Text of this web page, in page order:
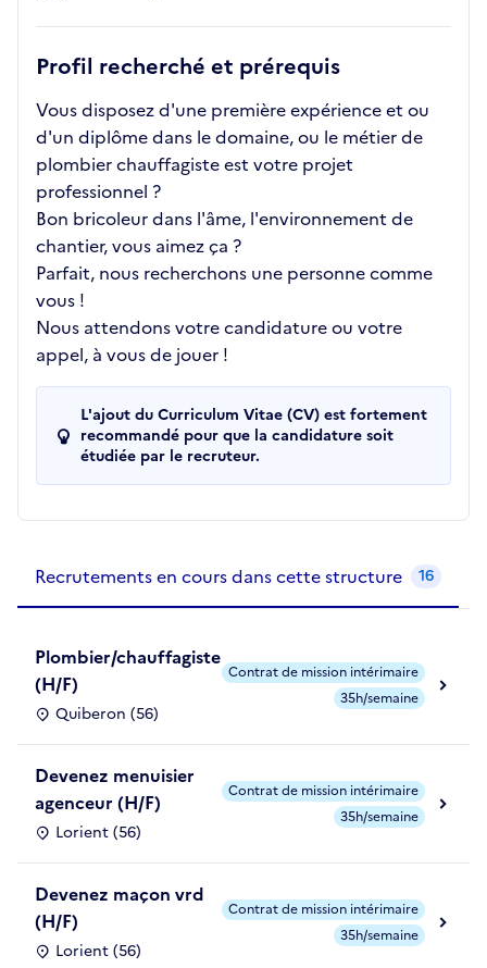
Profil recherché et prérequis
Vous disposez d'une première expérience et ou
d'un diplôme dans le domaine, ou le métier de
plombier chauffagiste est votre projet
professionnel ?
Bon bricoleur dans l'âme, l'environnement de
chantier, vous aimez ça ?
Parfait, nous recherchons une personne comme
vous !
Nous attendons votre candidature ou votre
appel, à vous de jouer !
L'ajout du Curriculum Vitae (CV) est fortement
recommandé pour que la candidature soit
étudiée par le recruteur.
Recrutements en cours dans cette structure 16
Plombier/chauffagiste
(H/F)
Quiberon (56)
Contrat de mission intérimaire
35h/semaine
Devenez menuisier
agenceur (H/F)
Lorient (56)
Contrat de mission intérimaire
35h/semaine
Devenez maçon vrd
(H/F)
Lorient (56)
Contrat de mission intérimaire
35h/semaine